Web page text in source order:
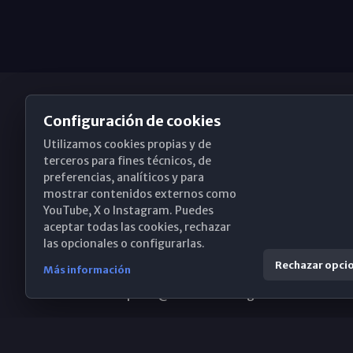
Obispado de Málaga
Santa María, 18-20. 29015 Málaga
(+34) 952 224 386
Configuración de cookies
Utilizamos cookies propias y de
terceros para fines técnicos, de
preferencias, analíticos y para
mostrar contenidos externos como
YouTube, X o Instagram. Puedes
aceptar todas las cookies, rechazar
las opcionales o configurarlas.
Más información Rechazar